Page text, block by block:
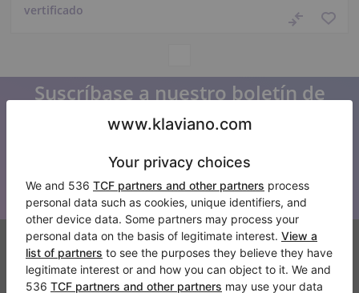
vertificado
Suscríbase a nuestro boletín de
noticias
Manténgase al día con todas las noticias de Klaviano
Klaviano